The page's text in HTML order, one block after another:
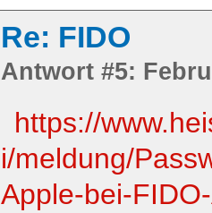
Re: FIDO
Antwort #5:
https://
i/meldung/
Apple-bei-